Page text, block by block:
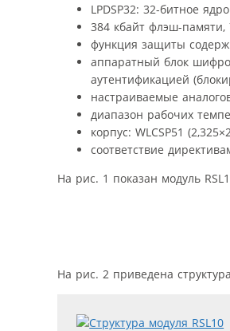
LPDSP32: 32-битное
384 кбайт флэш-
функция защиты
аппаратный блок
аутентификацией
настраиваемые
диапазон рабочих
корпус: WLCSP51
соответствие
На рис. 1 показан модуль
На рис. 2 приведена